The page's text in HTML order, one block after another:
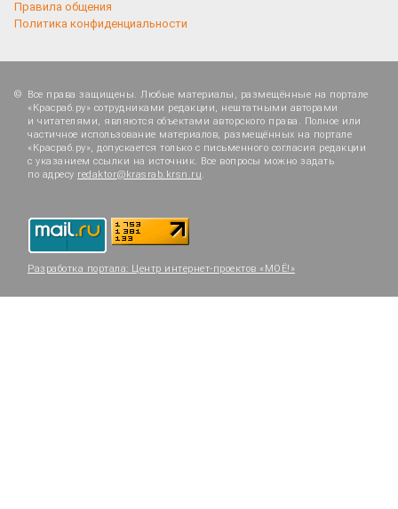
Правила общения
Политика конфиденциальности
Все права защищены. Любые материалы, размещённые на портале
«Красраб.ру» сотрудниками редакции, нештатными авторами
и читателями, являются объектами авторского права. Полное или
частичное использование материалов, размещённых на портале
«Красраб.ру», допускается только с письменного согласия редакции
с указанием ссылки на источник. Все вопросы можно задать
по адресу redaktor@krasrab.krsn.ru.
Разработка портала: Центр интернет-проектов «МОЁ!»